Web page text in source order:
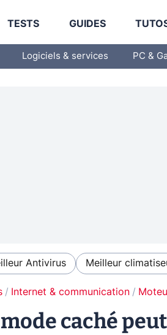
TESTS GUIDES
Logiciels & services PC &
Antivirus Meilleur
Internet & communication
mode caché